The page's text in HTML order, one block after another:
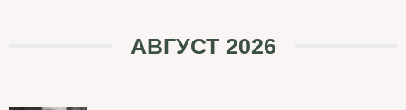
АВГУСТ 2026